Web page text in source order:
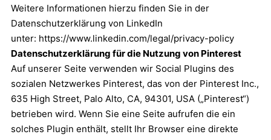
Weitere Informationen hierzu finden Sie in der
Datenschutzerklärung von LinkedIn
unter: https://www.linkedin.com/legal/privacy-policy
Datenschutzerklärung für die Nutzung von Pinterest
Auf unserer Seite verwenden wir Social Plugins des
sozialen Netzwerkes Pinterest, das von der Pinterest Inc.,
635 High Street, Palo Alto, CA, 94301, USA („Pinterest“)
betrieben wird. Wenn Sie eine Seite aufrufen die ein
solches Plugin enthält, stellt Ihr Browser eine direkte